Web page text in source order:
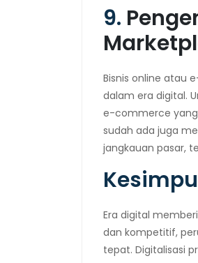
9.
Bisnis online atau
dalam era digital.
e-commerce yang
sudah ada juga
jangkauan pasar,
Era digital
dan kompetitif,
tepat. Digitalisasi